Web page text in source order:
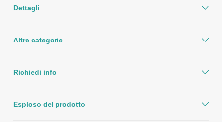
Dettagli
Altre categorie
Richiedi info
Esploso del prodotto